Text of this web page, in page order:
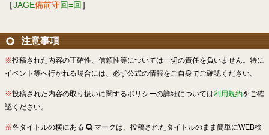
［JAGE備前守回=回 ］
注意事項
※投稿された内容の正確性、信頼性等については一切の責任を負いません。特に
イベント等へ行かれる場合には、必ず公式の情報をご自身でご確認ください。
※投稿された内容の取り扱いに関するポリシーの詳細については利用規約をご確
認ください。
※各タイトルの横にある
マークは、投稿されたタイトルのまま簡単にWEB検